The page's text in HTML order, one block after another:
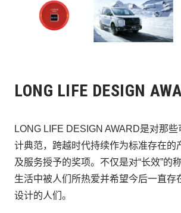
LONG LIFE DESIGN
LONG LIFE DESIGN AWARD是对那
计典范，跨越时代持续作为标准存在的
及服务授予的奖项。不仅是对“长效”的
生活中被人们所热爱并希望今后一直存
设计的人们。